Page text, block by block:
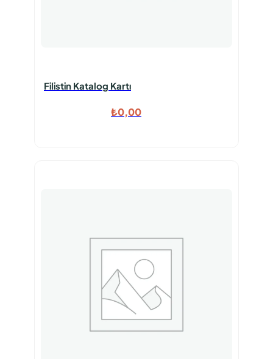
Filistin Katalog Kartı
₺0,00